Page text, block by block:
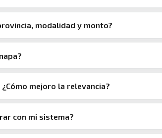
modalidad y monto?
¿Cómo mejoro la relevancia?
con mi sistema?